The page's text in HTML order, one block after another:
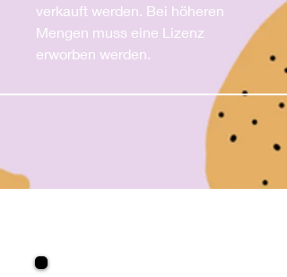
verkauft werden. Bei höheren
Mengen muss eine Lizenz
erworben werden.